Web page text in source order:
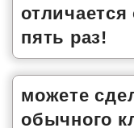
пять раз!
можете
обычного